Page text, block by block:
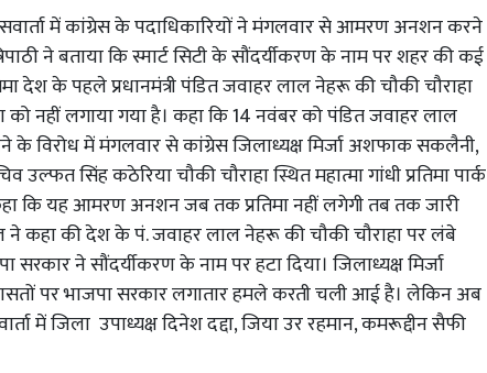
में कांग्रेस के पदाधिकारियों ने मंगलवार से आमरण अनशन करने
ने बताया कि स्मार्ट सिटी के सौंदर्यीकरण के नाम पर शहर की कई
देश के पहले प्रधानमंत्री पंडित जवाहर लाल नेहरू की चौकी चौराहा
को नहीं लगाया गया है। कहा कि 14 नवंबर को पंडित जवाहर लाल
के विरोध में मंगलवार से कांग्रेस जिलाध्यक्ष मिर्जा अशफाक सकलैनी,
उल्फत सिंह कठेरिया चौकी चौराहा स्थित महात्मा गांधी प्रतिमा पार्क
यह आमरण अनशन जब तक प्रतिमा नहीं लगेगी तब तक जारी
ने कहा की देश के पं. जवाहर लाल नेहरू की चौकी चौराहा पर लंबे
ने सौंदर्यीकरण के नाम पर हटा दिया। जिलाध्यक्ष मिर्जा
पर भाजपा सरकार लगातार हमले करती चली आई है। लेकिन अब
में जिला उपाध्यक्ष दिनेश दद्दा, जिया उर रहमान, कमरूद्दीन सैफी